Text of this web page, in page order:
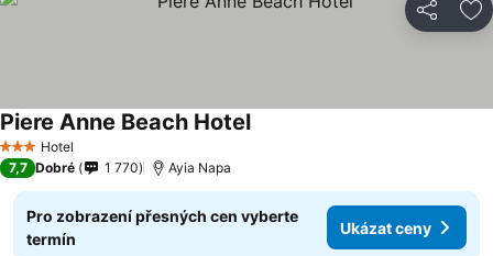
Sdílet
3 Počet hvězdiček
Hotel
Piere Anne Beach Hotel
7,7 Dobré 1 770 Ayia Napa
Pro zobrazení přesných cen vyberte
termín
Ukázat ceny